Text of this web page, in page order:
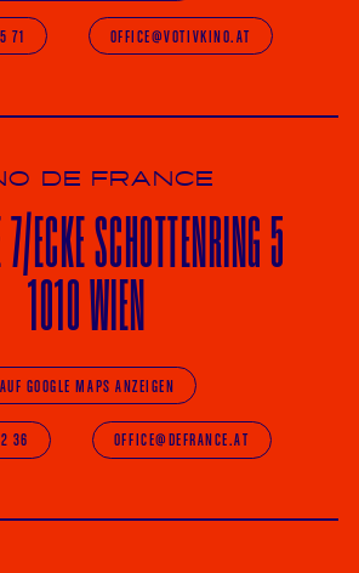
71 OFFICE@VOTIVKINO.AT
DE FRANCE
7/ECKESCHOTTENRING 5
1010 WIEN
AUF GOOGLE MAPS ANZEIGEN
36 OFFICE@DEFRANCE.AT